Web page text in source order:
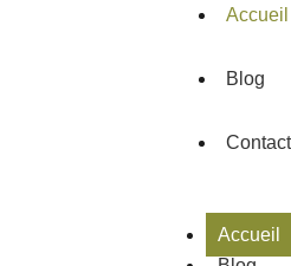
Accueil
Blog
Contact
Accueil